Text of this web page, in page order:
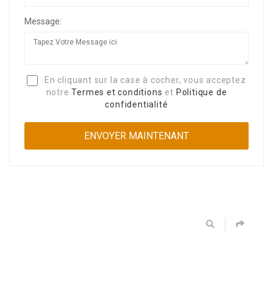
Message:
En cliquant sur la case à cocher, vous acceptez
notreTermes et conditions et Politique de
confidentialité